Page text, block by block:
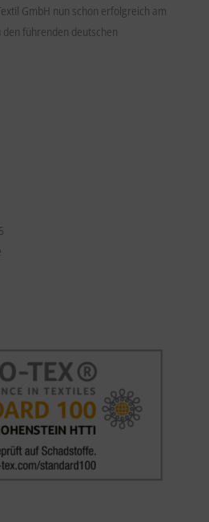
GmbH nun schon erfolgreich am
führenden deutschen